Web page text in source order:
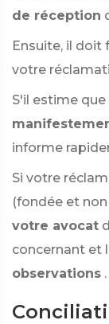
de réception
Ensuite, il doit
votre
S'il estime
informe
Si votre
(fondée et
votre avocat
concernant et
observations .